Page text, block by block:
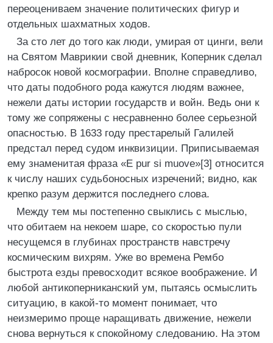
переоцениваем значение политических фигур и
отдельных шахматных ходов.
За сто лет до того как люди, умирая от цинги, вели
на Святом Маврикии свой дневник, Коперник сделал
набросок новой космографии. Вполне справедливо,
что даты подобного рода кажутся людям важнее,
нежели даты истории государств и войн. Ведь они к
тому же сопряжены с несравненно более серьезной
опасностью. В 1633 году престарелый Галилей
предстал перед судом инквизиции. Приписываемая
ему знаменитая фраза «E pur si muove»[3] относится
к числу наших судьбоносных изречений; видно, как
крепко разум держится последнего слова.
Между тем мы постепенно свыклись с мыслью,
что обитаем на некоем шаре, со скоростью пули
несущемся в глубинах пространств навстречу
космическим вихрям. Уже во времена Рембо
быстрота езды превосходит всякое воображение. И
любой антикоперниканский ум, пытаясь осмыслить
ситуацию, в какой-то момент понимает, что
неизмеримо проще наращивать движение, нежели
снова вернуться к спокойному следованию. На этом